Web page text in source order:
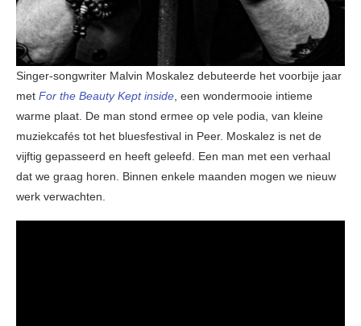
Singer-songwriter Malvin Moskalez debuteerde het voorbije jaar
met For the Beauty Kept inside , een wondermooie intieme
warme plaat. De man stond ermee op vele podia, van kleine
muziekcafés tot het bluesfestival in Peer. Moskalez is net de
vijftig gepasseerd en heeft geleefd. Een man met een verhaal
dat we graag horen. Binnen enkele maanden mogen we nieuw
werk verwachten.